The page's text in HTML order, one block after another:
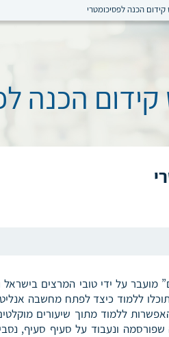
קידום הכנה לפסיכומטרי
הכנה
מועבר על ידי טובי המרצים בישראל
ללמוד כיצד לפתח מחשבה
ללמוד מתוך שיעורים
ונעבוד על סעיף סעיף,